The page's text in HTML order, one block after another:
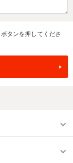
タンを押してくださ